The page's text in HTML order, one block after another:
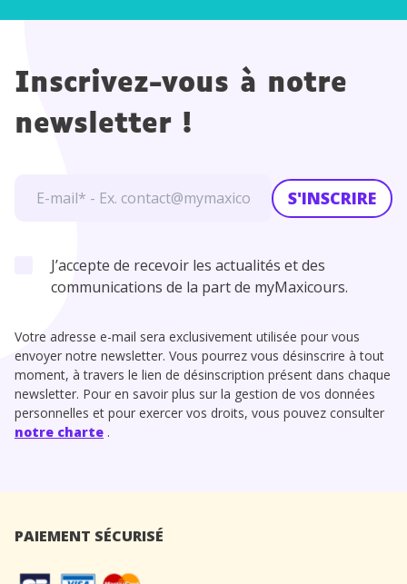
Inscrivez-vous à notre
newsletter !
S'INSCRIRE
J’accepte de recevoir les actualités et des
communications de la part de myMaxicours.
Votre adresse e-mail sera exclusivement utilisée pour vous
envoyer notre newsletter. Vous pourrez vous désinscrire à tout
moment, à travers le lien de désinscription présent dans chaque
newsletter. Pour en savoir plus sur la gestion de vos données
personnelles et pour exercer vos droits, vous pouvez consulter
notre charte .
PAIEMENT SÉCURISÉ